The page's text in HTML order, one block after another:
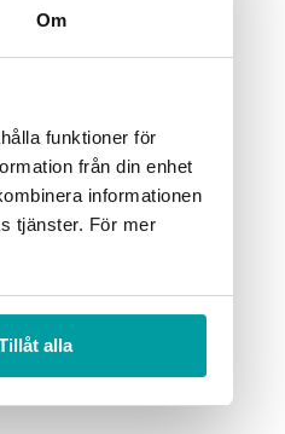
Om
funktioner för
från din enhet
informationen
tjänster. För mer
alla